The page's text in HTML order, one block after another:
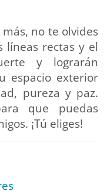
más, no te olvides
líneas rectas y el
y lograrán
espacio exterior
pureza y paz.
que puedas
¡Tú eliges!